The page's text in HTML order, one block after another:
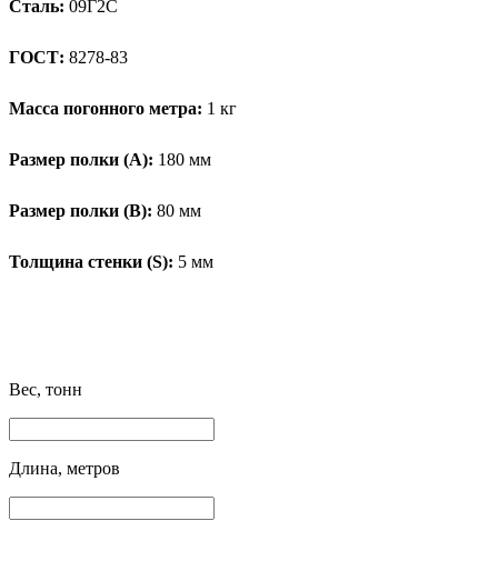
Сталь: 09Г2С
ГОСТ: 8278-83
Масса погонного метра: 1 кг
Размер полки (А): 180 мм
Размер полки (В): 80 мм
Толщина стенки (S): 5 мм
Вес, тонн
Длина, метров